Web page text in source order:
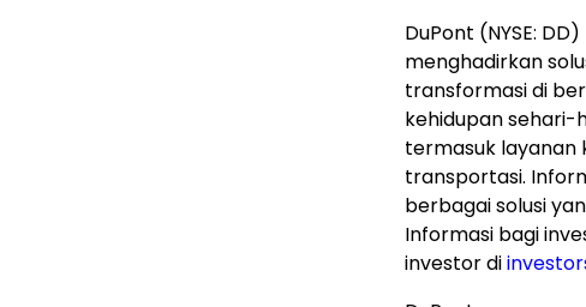
DuPont (NYSE:
menghadirkan
transformasi di
kehidupan sehari-
termasuk layanan
transportasi.
berbagai solusi
Informasi bagi
investor di